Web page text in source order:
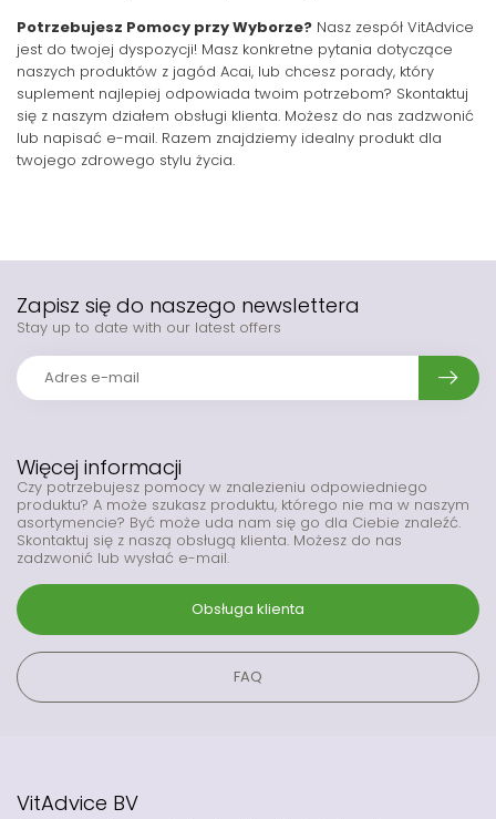
Potrzebujesz Pomocy przy Wyborze? Nasz zespół VitAdvice
jest do twojej dyspozycji! Masz konkretne pytania dotyczące
naszych produktów z jagód Acai, lub chcesz porady, który
suplement najlepiej odpowiada twoim potrzebom? Skontaktuj
się z naszym działem obsługi klienta. Możesz do nas zadzwonić
lub napisać e-mail. Razem znajdziemy idealny produkt dla
twojego zdrowego stylu życia.
Więcej informacji
Czy potrzebujesz pomocy w znalezieniu odpowiedniego
produktu? A może szukasz produktu, którego nie ma w naszym
asortymencie? Być może uda nam się go dla Ciebie znaleźć.
Skontaktuj się z naszą obsługą klienta. Możesz do nas
zadzwonić lub wysłać e-mail.
Obsługa klienta
FAQ
Zapisz się do naszego newslettera
Stay up to date with our latest offers
VitAdvice BV